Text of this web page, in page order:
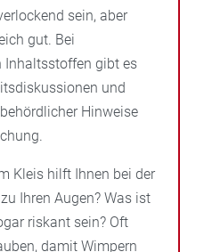
sein, aber
gut. Bei
gibt es
und
Hinweise
Kleis hilft Ihnen bei der
Ihren Augen? Was ist
riskant sein? Oft
damit Wimpern